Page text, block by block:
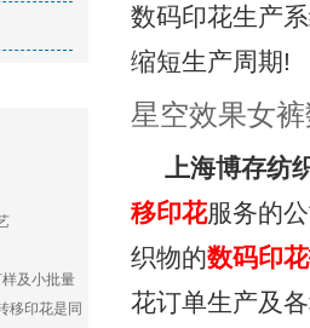
及小批量
移印花是同
数码印花生产
缩短生产周期!
星空效果女
上海博存纺
移印花服务的
织物的数码印
花订单生产及